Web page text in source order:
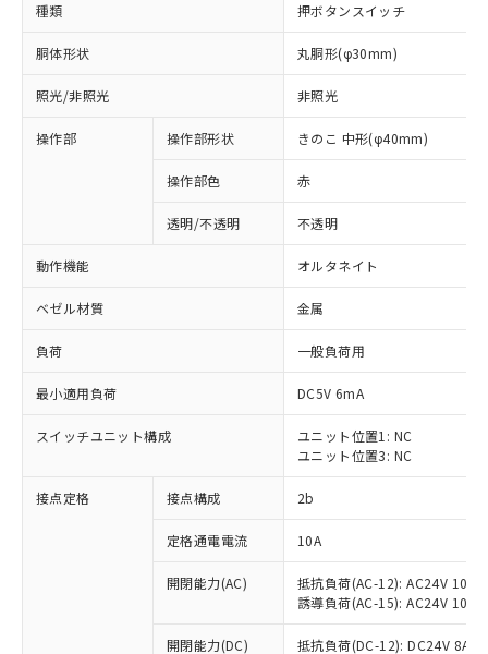
種類 押ボタンスイッチ
胴体形状 丸胴形(φ30mm)
照光/非照光 非照光
操作部 操作部形状 きのこ 中形(φ40mm)
操作部色 赤
透明/不透明 不透明
動作機能 オルタネイト
ベゼル材質 金属
負荷 一般負荷用
最小適用負荷 DC5V 6mA
スイッチユニット構成
ユニット位置1: NC
ユニット位置3: NC
接点定格 接点構成 2b
定格通電電流 10A
開閉能力(AC)
抵抗負荷(AC-12): AC24V 10A/
誘導負荷(AC-15): AC24V
開閉能力(DC) 抵抗負荷(DC-12): DC24V 8A/
ご利用条件
※1 対応状況
対応済み：EU RoHS指令（10物質）の
非含有に対応した製品が提供可能な商品で
対応予定：EU RoHS指令（10物質）の非含
有に対応した製品に切り替える予定のある